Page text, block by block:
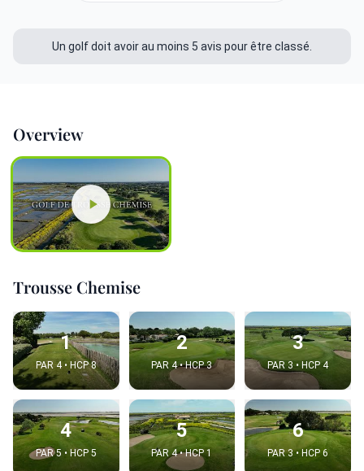
Un golf doit avoir au moins 5 avis pour être classé.
Overview
Trousse Chemise
1
PAR 4 • HCP 8
2
PAR 4 • HCP 3
3
PAR 3 • HCP 4
4
PAR 5 • HCP 5
5
PAR 4 • HCP 1
6
PAR 3 • HCP 6